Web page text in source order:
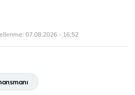
07.08.2026 - 16:52